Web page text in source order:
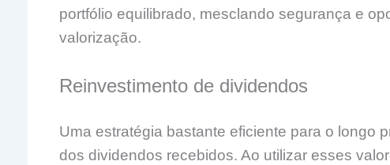
portfólio equilibrado, mesclando segurança e
valorização.
Reinvestimento de dividendos
Uma estratégia bastante eficiente para o longo
dos dividendos recebidos. Ao utilizar esses